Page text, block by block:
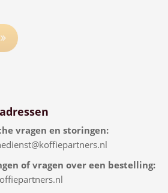
vragen en storingen:
of vragen over een bestelling: